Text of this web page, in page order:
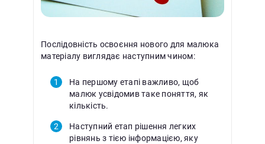
Послідовність освоєння нового для малюка
матеріалу виглядає наступним чином:
На першому етапі важливо, щоб
малюк усвідомив таке поняття, як
кількість.
Наступний етап рішення легких
рівнянь з тією інформацією, яку